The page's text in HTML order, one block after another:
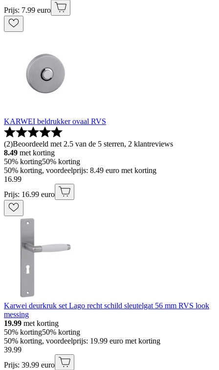
Prijs: 7.99 euro
KARWEI beldrukker ovaal RVS
(2)Beoordeeld met 2.5 van de 5 sterren, 2 klantreviews
8.49 met korting
50% korting50% korting
50% korting, voordeelprijs: 8.49 euro met korting
16.99
Prijs: 16.99 euro
Karwei deurkruk set Lago recht schild sleutelgat 56 mm RVS look
messing
19.99 met korting
50% korting50% korting
50% korting, voordeelprijs: 19.99 euro met korting
39.99
Prijs: 39.99 euro